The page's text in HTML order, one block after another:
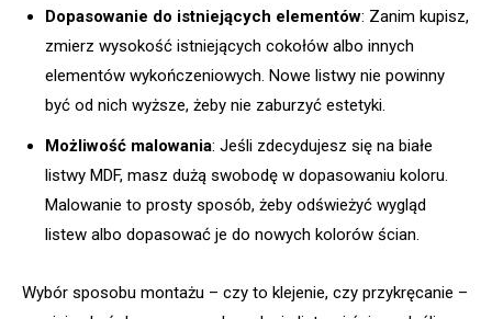
Dopasowanie do istniejących elementów: Zanim kupisz,
zmierz wysokość istniejących cokołów albo innych
elementów wykończeniowych. Nowe listwy nie powinny
być od nich wyższe, żeby nie zaburzyć estetyki.
Możliwość malowania: Jeśli zdecydujesz się na białe
listwy MDF, masz dużą swobodę w dopasowaniu koloru.
Malowanie to prosty sposób, żeby odświeżyć wygląd
listew albo dopasować je do nowych kolorów ścian.
Wybór sposobu montażu – czy to klejenie, czy przykręcanie –